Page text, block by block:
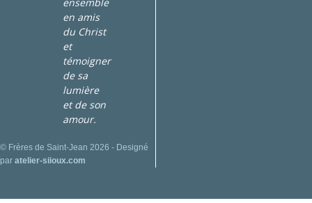
en amis
du Christ
et
témoigner
de sa
lumière
et de son
amour.
© Frères de Saint-Jean 2026 - Designé
par atelier-siioux.com